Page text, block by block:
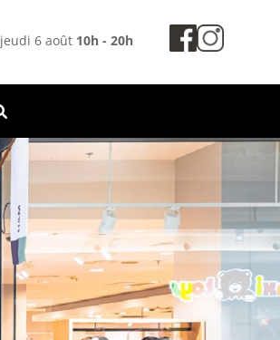
jeudi 6 août 10h - 20h